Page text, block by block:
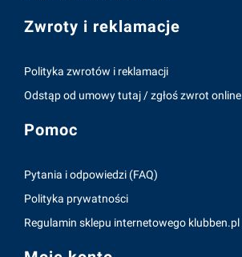
Zwroty i reklamacje
Polityka zwrotów i reklamacji
Odstąp od umowy tutaj / zgłoś zwrot online
Pomoc
Pytania i odpowiedzi (FAQ)
Polityka prywatności
Regulamin sklepu internetowego klubben.pl